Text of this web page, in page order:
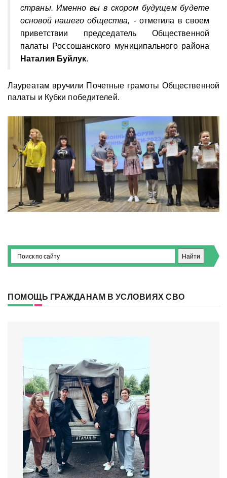
страны. Именно вы в скором будущем будете
основой нашего общества, - отметила в своем
приветствии председатель Общественной
палаты Россошанского муниципального района
Наталия Буйлук.
Лауреатам вручили Почетные грамоты Общественной
палаты и Кубки победителей.
ПОМОЩЬ ГРАЖДАНАМ В УСЛОВИЯХ СВО